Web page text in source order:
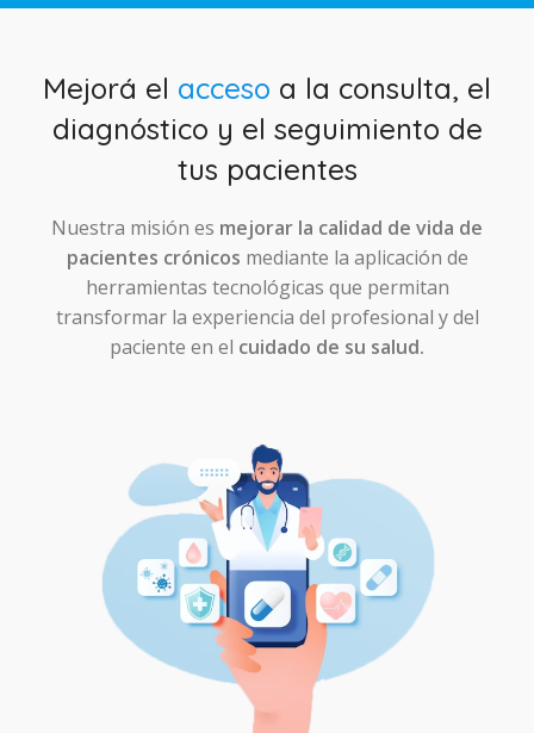
Mejorá el acceso a la consulta, el
diagnóstico y el seguimiento de
tus pacientes
Nuestra misión es mejorar la calidad de vida de
pacientes crónicos mediante la aplicación de
herramientas tecnológicas que permitan
transformar la experiencia del profesional y del
paciente en el cuidado de su salud.